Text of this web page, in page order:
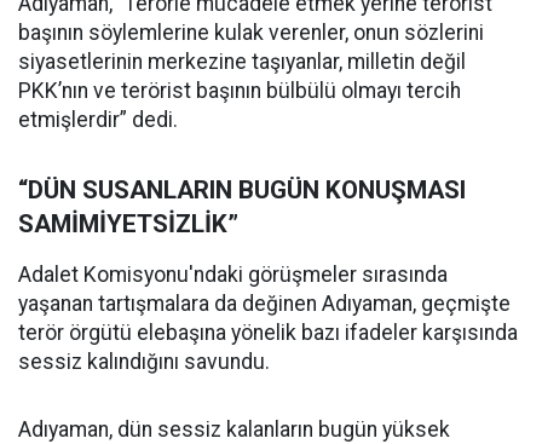
başının söylemlerine kulak verenler, onun sözlerini
siyasetlerinin merkezine taşıyanlar, milletin değil
PKK’nın ve terörist başının bülbülü olmayı tercih
etmişlerdir” dedi.
“DÜN SUSANLARIN BUGÜN KONUŞMASI
SAMİMİYETSİZLİK”
Adalet Komisyonu'ndaki görüşmeler sırasında
yaşanan tartışmalara da değinen Adıyaman, geçmişte
terör örgütü elebaşına yönelik bazı ifadeler karşısında
sessiz kalındığını savundu.
Adıyaman, dün sessiz kalanların bugün yüksek